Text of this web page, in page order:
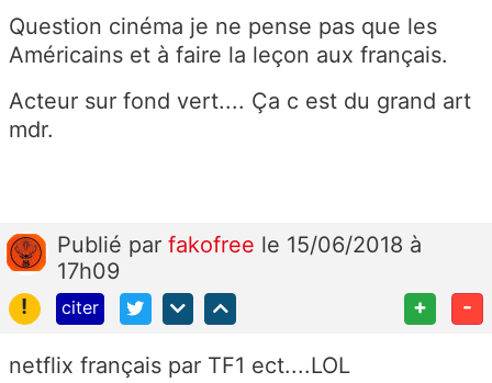
Question cinéma je ne pense pas que les
Américains et à faire la leçon aux français.
Acteur sur fond vert.... Ça c est du grand art
mdr.
Publié par fakofree le 15/06/2018 à
17h09
!
citer + -
netflix français par TF1 ect....LOL